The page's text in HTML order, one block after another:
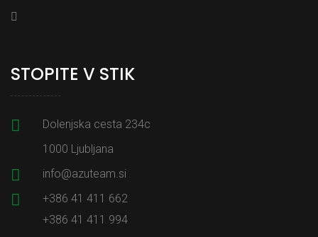
STOPITE V STIK
Dolenjska cesta 234c
1000 Ljubljana
info@azuteam.si
+386 41 411 662
+386 41 411 994